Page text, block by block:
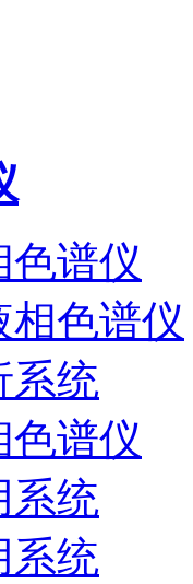
色谱仪
相色谱仪
系统
色谱仪
系统
系统